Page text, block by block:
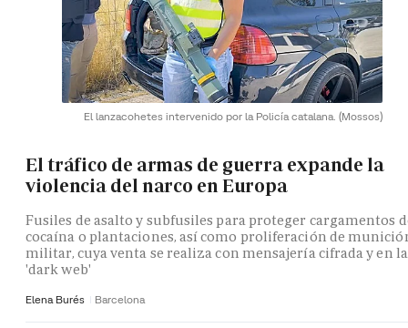
El lanzacohetes intervenido por la Policía catalana. (Mossos)
El tráfico de armas de guerra expande la
violencia del narco en Europa
Fusiles de asalto y subfusiles para proteger cargamentos
cocaína o plantaciones, así como proliferación de
militar, cuya venta se realiza con mensajería cifrada y en la
'dark web'
Elena Burés Barcelona